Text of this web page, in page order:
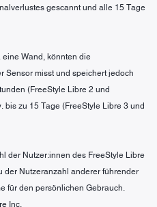
gescannt und alle 15 Tage
eine Wand, könnten die
Sensor misst und speichert jedoch
(FreeStyle Libre 2 und
bis zu 15 Tage (FreeStyle Libre 3 und
der Nutzer:innen des FreeStyle Libre
der Nutzeranzahl anderer führender
für den persönlichen Gebrauch.
Inc.